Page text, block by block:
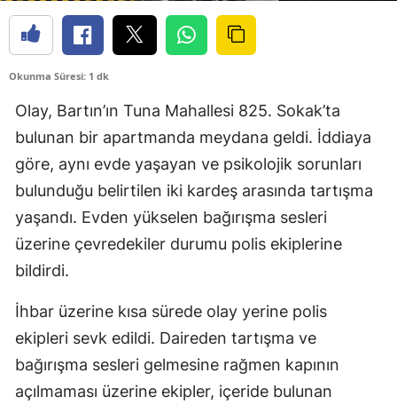
Okunma Süresi: 1 dk
Olay, Bartın’ın Tuna Mahallesi 825. Sokak’ta
bulunan bir apartmanda meydana geldi. İddiaya
göre, aynı evde yaşayan ve psikolojik sorunları
bulunduğu belirtilen iki kardeş arasında tartışma
yaşandı. Evden yükselen bağırışma sesleri
üzerine çevredekiler durumu polis ekiplerine
bildirdi.
İhbar üzerine kısa sürede olay yerine polis
ekipleri sevk edildi. Daireden tartışma ve
bağırışma sesleri gelmesine rağmen kapının
açılmaması üzerine ekipler, içeride bulunan